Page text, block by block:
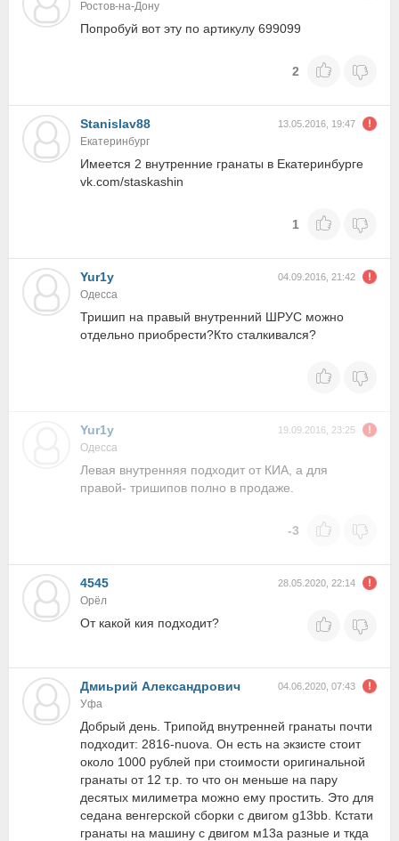
Ростов-на-Дону
Попробуй вот эту по артикулу 699099
2
Stanislav88 13.05.2016, 19:47
Екатеринбург
Имеется 2 внутренние гранаты в Екатеринбурге
vk.com/staskashin
1
Yur1y 04.09.2016, 21:42
Одесса
Тришип на правый внутренний ШРУС можно
отдельно приобрести?Кто сталкивался?
Yur1y 19.09.2016, 23:25
Одесса
Левая внутренняя подходит от КИА, а для
правой- тришипов полно в продаже.
-3
4545 28.05.2020, 22:14
Орёл
От какой кия подходит?
Дмиьрий Александрович 04.06.2020, 07:43
Уфа
Добрый день. Трипойд внутренней гранаты почти
подходит: 2816-nuova. Он есть на экзисте стоит
около 1000 рублей при стоимости оригинальной
гранаты от 12 т.р. то что он меньше на пару
десятых милиметра можно ему простить. Это для
седана венгерской сборки с двигом g13bb. Кстати
гранаты на машину с двигом м13а разные и ткда